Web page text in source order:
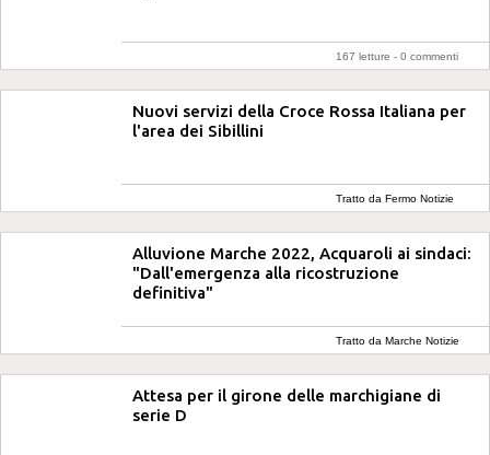
167 letture - 0 commenti
Nuovi servizi della Croce Rossa Italiana per
l'area dei Sibillini
Tratto da Fermo Notizie
Alluvione Marche 2022, Acquaroli ai sindaci:
"Dall'emergenza alla ricostruzione
definitiva"
Tratto da Marche Notizie
Attesa per il girone delle marchigiane di
serie D